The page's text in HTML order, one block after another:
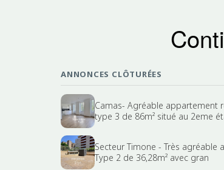
ANNONCES CLÔTURÉES
Camas- Agréable appartement
type 3 de 86m² situé au 2eme
Secteur Timone - Très agréable
Type 2 de 36,28m² avec gran